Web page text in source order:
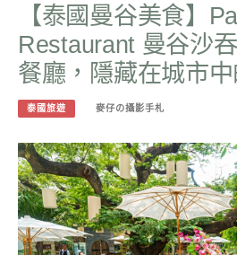
【泰國曼谷美食】
Restaurant 曼谷沙
餐廳，隱藏在城市中
泰國旅遊 麥仔の攝影手札